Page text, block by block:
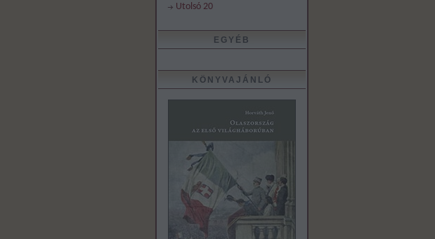
Utolsó 20
EGYÉB
KÖNYVAJÁNLÓ